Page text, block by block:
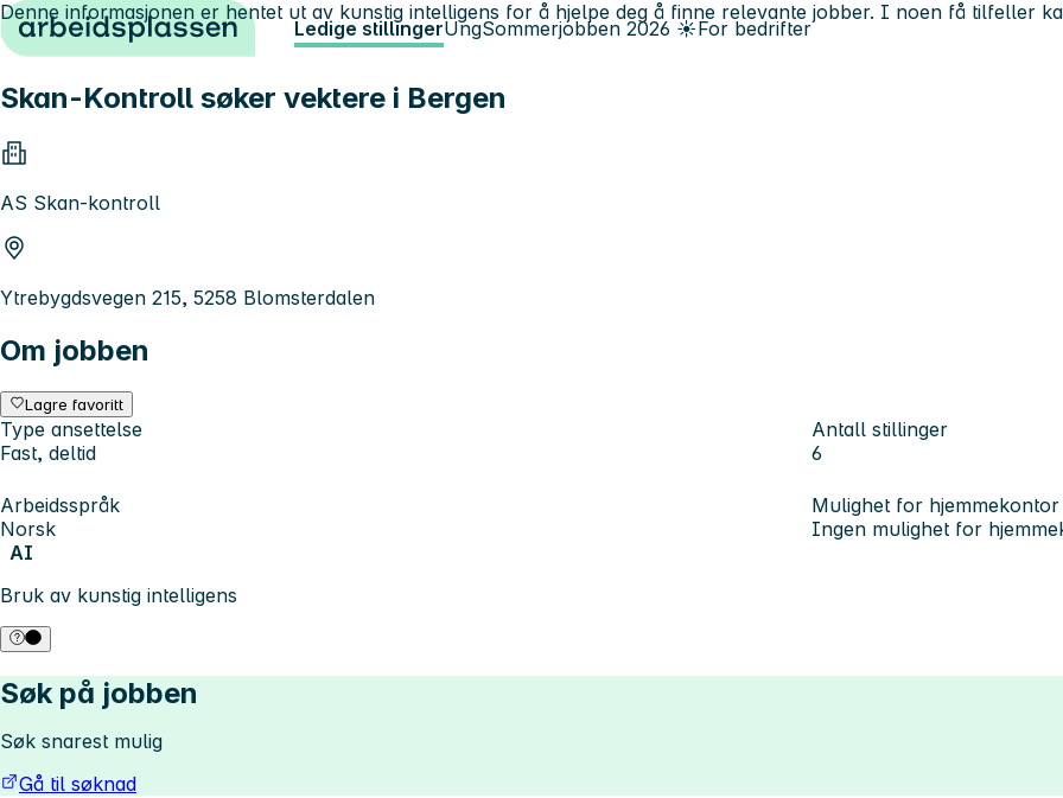
Hopp til innhold Ledige stillingerUngSommerjobben 2026 ☀️For bedrifter
Skan-Kontroll søker vektere i Bergen
AS Skan-kontroll
Ytrebygdsvegen 215, 5258 Blomsterdalen
Om jobben
Lagre favoritt
Type ansettelse
Fast, deltid
Antall stillinger
6
Arbeidsspråk
Norsk
Mulighet for hjemmekontor
Ingen mulighet for
AI
Bruk av kunstig intelligens
Denne informasjonen er hentet ut av kunstig intelligens for å hjelpe deg å finne relevante jobber. I noen få tilfeller
Søk på jobben
Søk snarest mulig
Gå til søknad